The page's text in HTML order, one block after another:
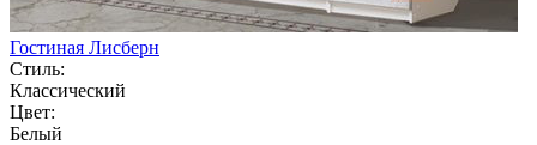
Гостиная Лисберн
Стиль:
Классический
Цвет:
Белый